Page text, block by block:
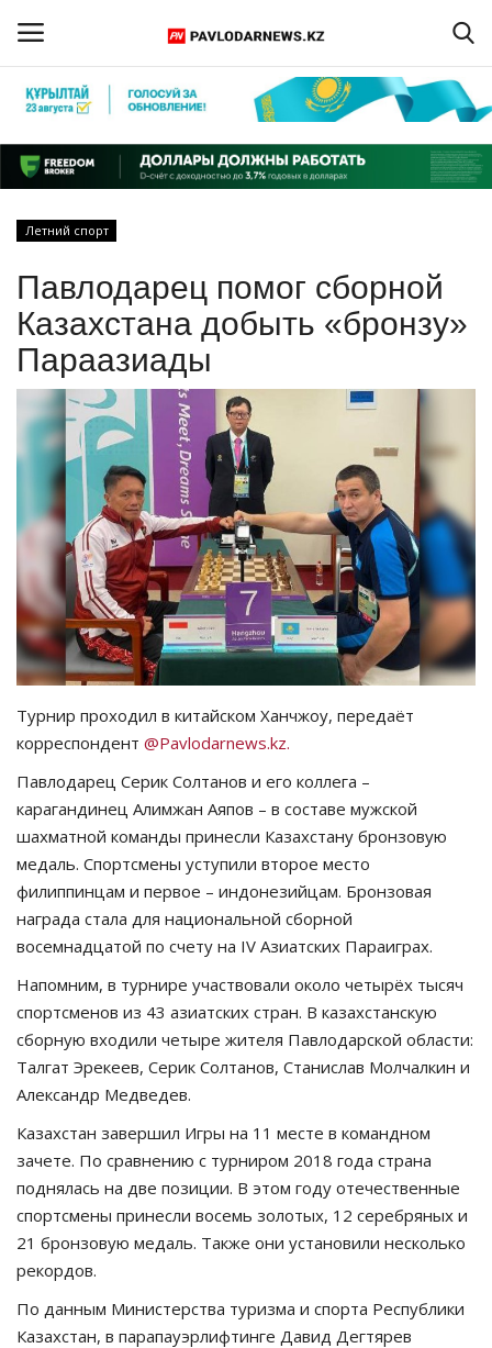
Регистрация
Главная
ПАВЛОДАРСКАЯ ОБЛАСТЬ
КАЗАХСТАН
МИР
СПЕЦПРОЕКТЫ
СПОРТ
Чек-лист
РАЗВЛЕЧЕНИЯ
Курултай
Язык
Русский
Летний спорт
Павлодарец помог сборной
Казахстана добыть «бронзу»
Параазиады
Турнир проходил в китайском Ханчжоу, передаёт
корреспондент @Pavlodarnews.kz.
Павлодарец Серик Солтанов и его коллега –
карагандинец Алимжан Аяпов – в составе мужской
шахматной команды принесли Казахстану бронзовую
медаль. Спортсмены уступили второе место
филиппинцам и первое – индонезийцам. Бронзовая
награда стала для национальной сборной
восемнадцатой по счету на IV Азиатских Параиграх.
Напомним, в турнире участвовали около четырёх тысяч
спортсменов из 43 азиатских стран. В казахстанскую
сборную входили четыре жителя Павлодарской области:
Талгат Эрекеев, Серик Солтанов, Станислав Молчалкин и
Александр Медведев.
Казахстан завершил Игры на 11 месте в командном
зачете. По сравнению с турниром 2018 года страна
поднялась на две позиции. В этом году отечественные
спортсмены принесли восемь золотых, 12 серебряных и
21 бронзовую медаль. Также они установили несколько
рекордов.
По данным Министерства туризма и спорта Республики
Казахстан, в парапауэрлифтинге Давид Дегтярев